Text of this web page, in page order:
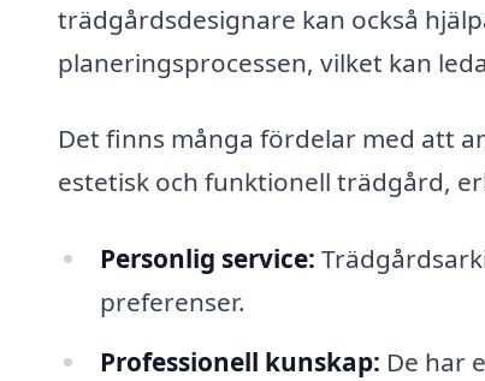
trädgårdsdesignare kan också
planeringsprocessen, vilket kan
Det finns många fördelar med att
estetisk och funktionell trädgård,
Personlig service:
preferenser.
Professionell kunskap: De har